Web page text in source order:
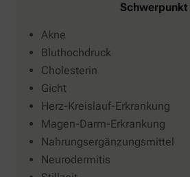
Schwerpunkt
Akne
Bluthochdruck
Cholesterin
Gicht
Herz-Kreislauf-Erkrankung
Magen-Darm-Erkrankung
Nahrungsergänzungsmittel
Neurodermitis